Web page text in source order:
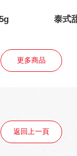
泰式
更多商品
返回上一頁